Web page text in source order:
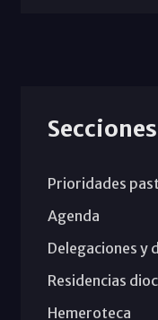
Secciones
Prioridades
Agenda
Delegaciones y
Residencias
Hemeroteca